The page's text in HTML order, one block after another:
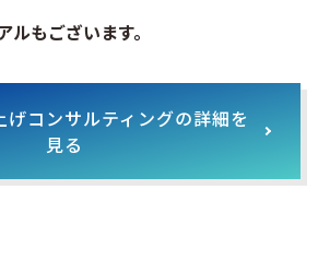
もございます。
げコンサルティングの詳細を
見る